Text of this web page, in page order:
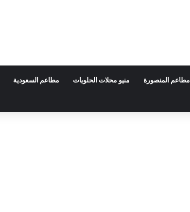
مطاعم المنصورة منيو محلات الحلويات مطاعم السعودية